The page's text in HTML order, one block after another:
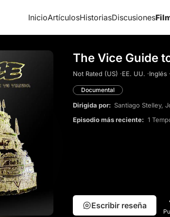
InicioArtículosHistoriasDiscusiones
The Vice Guide
Not Rated (US) ·EE. UU. ·Inglés ·
Documental
Dirigida por: Santiago Stelley,
Episodio más reciente: 1
Escribir reseña